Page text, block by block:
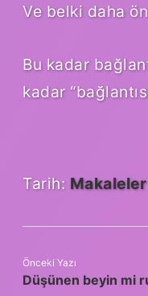
Ve belki daha
Bu kadar
kadar
Tarih: Makaleler
Önceki Yazı
Düşünen beyin mi